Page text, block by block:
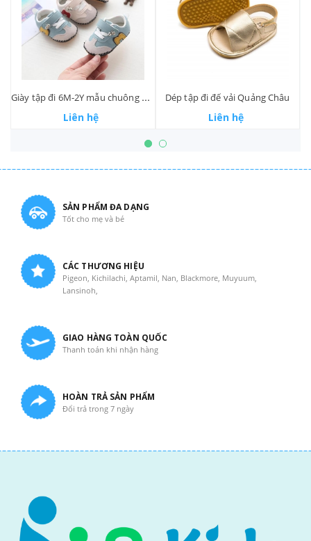
Giày tập đi 6M-2Y mẫu chuông Quảng Châu
Liên hệ
Dép tập đi đế vải Quảng Châu
Liên hệ
SẢN PHẨM ĐA DẠNG
Tốt cho mẹ và bé
CÁC THƯƠNG HIỆU
Pigeon, Kichilachi, Aptamil, Nan, Blackmore, Muyuum,
Lansinoh,
GIAO HÀNG TOÀN QUỐC
Thanh toán khi nhận hàng
HOÀN TRẢ SẢN PHẨM
Đổi trả trong 7 ngày